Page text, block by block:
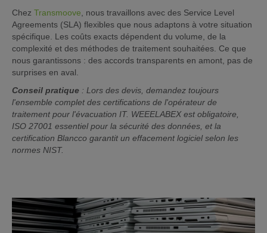
Chez Transmoove , nous travaillons avec des Service Level
Agreements (SLA) flexibles que nous adaptons à votre situation
spécifique. Les coûts exacts dépendent du volume, de la
complexité et des méthodes de traitement souhaitées. Ce que
nous garantissons : des accords transparents en amont, pas de
surprises en aval.
Conseil pratique : Lors des devis, demandez toujours
l'ensemble complet des certifications de l'opérateur de
traitement pour l'évacuation IT. WEEELABEX est obligatoire,
ISO 27001 essentiel pour la sécurité des données, et la
certification Blancco garantit un effacement logiciel selon les
normes NIST.